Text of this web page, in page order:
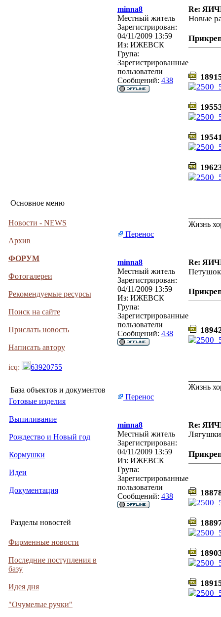
Основное меню
Новости - NEWS
Архив
ФОРУМ
Фотогалереи
Рекомендуемые ресурсы
Поиск на сайте
Прислать новость
Написать автору
icq: 63920755
База объектов и документов
Готовые изделия
Выпиливание
Рождество и Новый год
Кормушки
Идеи
Документация
Разделы новостей
Фирменные новости
Последние поступления в
базу
Идея дня
"Очумелые ручки"
minna8
Re:
Местный житель
Зарегистрирован:
04/11/2009 13:59
Из: ИЖЕВСК
Група:
Зарегистрированные
пользователи
Сообщений: 438
Новые
Жизнь
Перенос
minna8
Re:
Местный житель
Зарегистрирован:
04/11/2009 13:59
Из: ИЖЕВСК
Група:
Зарегистрированные
пользователи
Сообщений: 438
Петушок
Жизнь
Перенос
minna8
Re:
Местный житель
Зарегистрирован:
04/11/2009 13:59
Из: ИЖЕВСК
Група:
Зарегистрированные
пользователи
Сообщений: 438
Лягушки